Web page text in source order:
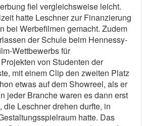
fiel vergleichsweise leicht.
hatte Leschner zur Finanzierung
bei Werbefilmen gemacht. Zudem
der Schule beim Hennessy-
Wettbewerbs für
von Studenten der
mit einem Clip den zweiten Platz
etwas auf dem Showreel, als er
jeder Branche waren es dann erst
die Leschner drehen durfte, in
hatte. Das